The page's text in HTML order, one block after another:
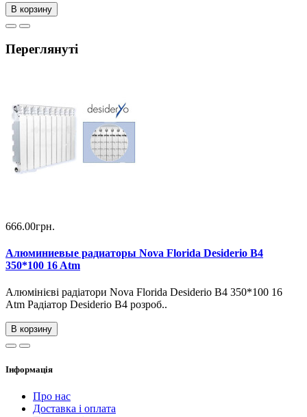
В корзину
Переглянуті
666.00грн.
Алюминиевые радиаторы Nova Florida Desiderio B4
350*100 16 Atm
Алюмінієві радіатори Nova Florida Desiderio B4 350*100 16
Atm Радіатор Desiderio B4 розроб..
В корзину
Інформація
Про нас
Доставка і оплата